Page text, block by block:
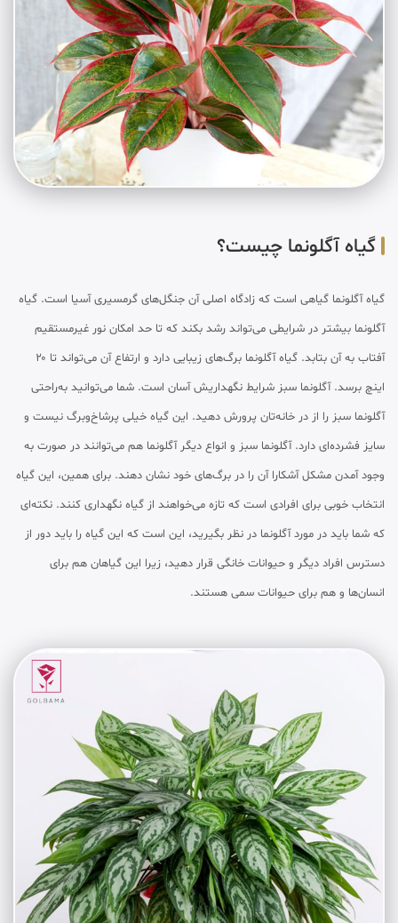
گیاه آگلونما چیست؟
گیاه آگلونما گیاهی است که زادگاه اصلی آن جنگل‌های گرمسیری آسیا است. گیاه
آگلونما بیشتر در شرایطی می‌تواند رشد بکند که تا حد امکان نور غیرمستقیم
آفتاب به آن بتابد. گیاه آگلونما برگ‌های زیبایی دارد و ارتفاع آن می‌تواند تا ۲۰
اینچ برسد. آگلونما سبز شرایط نگهداریش آسان است. شما می‌توانید به‌راحتی
آگلونما سبز را از در خانه‌تان پرورش دهید. این گیاه خیلی پرشاخ‌وبرگ نیست و
سایز فشرده‌ای دارد. آگلونما سبز و انواع دیگر آگلونما هم می‌توانند در صورت به
وجود آمدن مشکل آشکارا آن را در برگ‌های خود نشان دهند. برای همین، این گیاه
انتخاب خوبی برای افرادی است که تازه می‌خواهند از گیاه نگهداری کنند. نکته‌ای
که شما باید در مورد آگلونما در نظر بگیرید، این است که این گیاه را باید دور از
دسترس افراد دیگر و حیوانات خانگی قرار دهید، زیرا این گیاهان هم برای
انسان‌ها و هم برای حیوانات سمی هستند.